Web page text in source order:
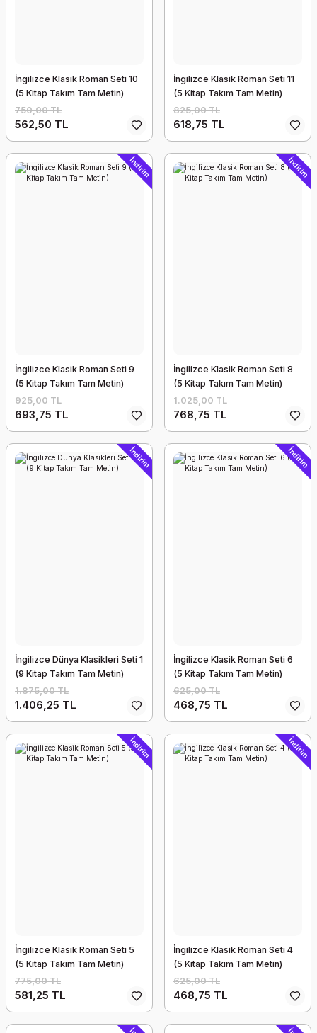
İngilizce Klasik Roman Seti 10
(5 Kitap Takım Tam Metin)
750,00 TL
562,50 TL
İngilizce Klasik Roman Seti 11
(5 Kitap Takım Tam Metin)
825,00 TL
618,75 TL
İndirim
İngilizce Klasik Roman Seti 9
(5 Kitap Takım Tam Metin)
925,00 TL
693,75 TL
İndirim
İngilizce Klasik Roman Seti 8
(5 Kitap Takım Tam Metin)
1.025,00 TL
768,75 TL
İndirim
İngilizce Dünya Klasikleri Seti 1
(9 Kitap Takım Tam Metin)
1.875,00 TL
1.406,25 TL
İndirim
İngilizce Klasik Roman Seti 6
(5 Kitap Takım Tam Metin)
625,00 TL
468,75 TL
İndirim
İngilizce Klasik Roman Seti 5
(5 Kitap Takım Tam Metin)
775,00 TL
581,25 TL
İndirim
İngilizce Klasik Roman Seti 4
(5 Kitap Takım Tam Metin)
625,00 TL
468,75 TL